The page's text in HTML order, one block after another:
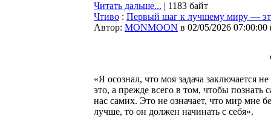
Читать дальше... | 1183 байт
Чтиво : Первый шаг к лучшему миру —
Автор: MONMOON в 02/05/2026 07:00:00
«Я осознал, что моя задача заключается
это, а прежде всего в том, чтобы познать
нас самих. Это не означает, что мир мне
лучше, то он должен начинать с себя».